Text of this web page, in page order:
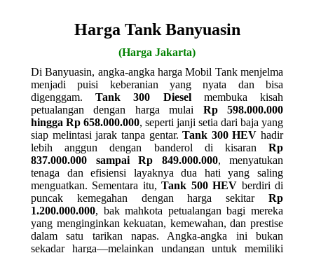
Harga Tank Banyuasin
(Harga Jakarta)
Di Banyuasin, angka-angka harga Mobil Tank menjelma
menjadi puisi keberanian yang nyata dan bisa
digenggam.Tank 300 Dieselmembuka kisah
petualangan dengan harga mulai Rp 598.000.000
hingga Rp 658.000.000, seperti janji setia dari baja yang
siap melintasi jarak tanpa gentar.Tank 300 HEV hadir
lebih anggun dengan banderol di kisaran Rp
837.000.000 sampai Rp 849.000.000, menyatukan
tenaga dan efisiensi layaknya dua hati yang saling
menguatkan. Sementara itu,Tank 500 HEV berdiri di
puncak kemegahan dengan harga sekitar Rp
1.200.000.000, bak mahkota petualangan bagi mereka
yang menginginkan kekuatan, kemewahan, dan prestise
dalam satu tarikan napas. Angka-angka ini bukan
sekadar harga—melainkan undangan untuk memiliki